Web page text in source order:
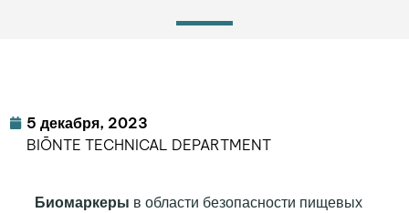
5 декабря, 2023
BIŌNTE TECHNICAL DEPARTMENT
Биомаркеры в области безопасности пищевых